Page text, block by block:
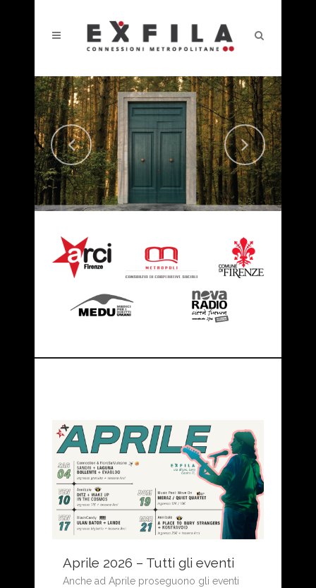
Aprile 2026 – Tutti gli eventi
Anche ad Aprile proseguono gli eventi